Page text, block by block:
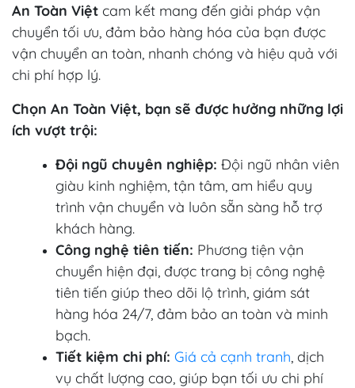
An Toàn Việt cam kết mang đến giải pháp vận
chuyển tối ưu, đảm bảo hàng hóa của bạn được
vận chuyển an toàn, nhanh chóng và hiệu quả với
chi phí hợp lý.
Chọn An Toàn Việt, bạn sẽ được hưởng những lợi
ích vượt trội:
Đội ngũ chuyên nghiệp: Đội ngũ nhân viên
giàu kinh nghiệm, tận tâm, am hiểu quy
trình vận chuyển và luôn sẵn sàng hỗ trợ
khách hàng.
Công nghệ tiên tiến: Phương tiện vận
chuyển hiện đại, được trang bị công nghệ
tiên tiến giúp theo dõi lộ trình, giám sát
hàng hóa 24/7, đảm bảo an toàn và minh
bạch.
Tiết kiệm chi phí: Giá cả cạnh tranh, dịch
vụ chất lượng cao, giúp bạn tối ưu chi phí